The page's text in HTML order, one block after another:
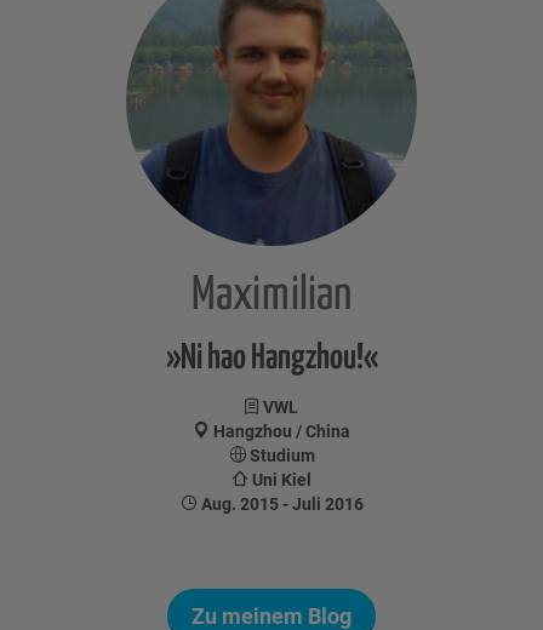
Maximilian
»Ni hao Hangzhou!«
VWL
Hangzhou / China
Studium
Uni Kiel
Aug. 2015 - Juli 2016
Zu meinem Blog